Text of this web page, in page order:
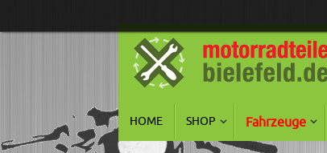
Zum
Zum
Inhalt
springen
HOME SHOP Fahrzeuge